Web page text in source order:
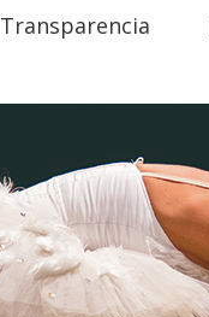
Transparencia